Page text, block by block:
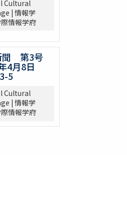
Cultural
| 情報学
情報学府
聞 第3号
4月8日
5
Cultural
| 情報学
情報学府